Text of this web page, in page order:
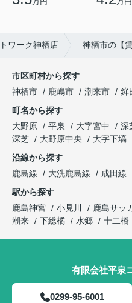
ワーク神栖店 神栖市の【
市区町村から探す
神栖市
鹿嶋市 潮来市 鉾
町名から探す
大野原
平泉 大字宮中 深
深芝
大野原中央 大字下塙
沿線から探す
鹿島線
大洗鹿島線 成田線
駅から探す
鹿島神宮
小見川 鹿島サッ
潮来
下総橘 水郷 十二橋
有限会社平泉
0299-95-6001